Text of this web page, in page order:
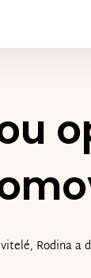
Rodina a